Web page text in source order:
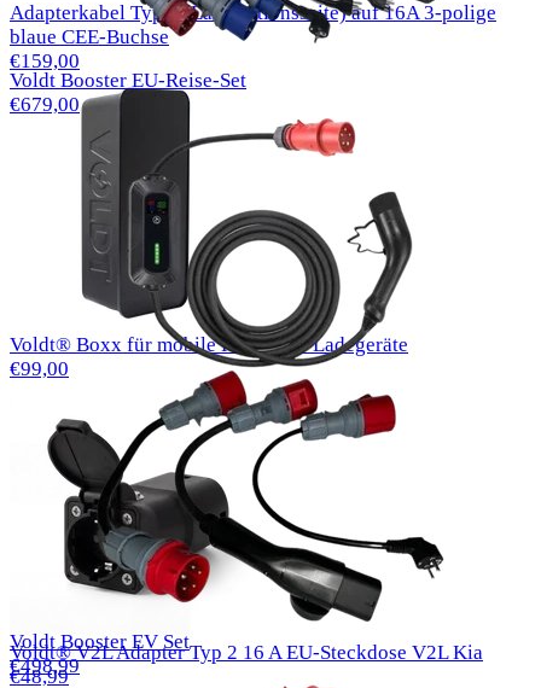
Adapterkabel Typ 2 (Ladestationsseite) auf 16A 3-polige
blaue CEE-Buchse
€159,00
Voldt® Boxx für mobile Haushalts-Ladegeräte
€99,00
Voldt® V2L Adapter Typ 2 16 A EU-Steckdose V2L Kia
€48,99
Voldt Booster EU-Reise-Set
€679,00
Voldt Booster EV Set
€498,99